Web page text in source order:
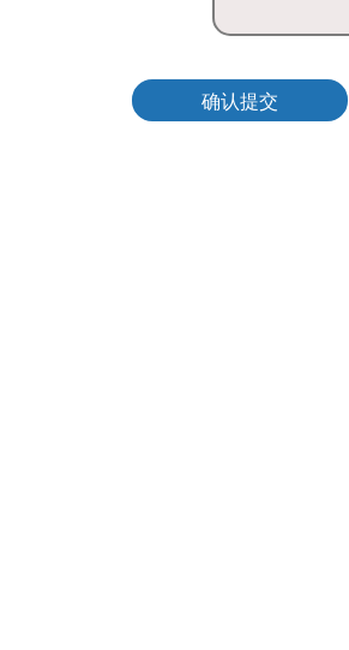
确认提交